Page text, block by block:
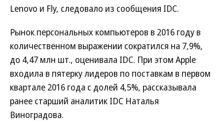
Lenovo и Fly, следовало из сообщения IDC.
Рынок персональных компьютеров в 2016 году в
количественном выражении сократился на 7,9%,
до 4,47 млн шт., оценивала IDC. При этом Apple
входила в пятерку лидеров по поставкам в первом
квартале 2016 года с долей 4,5%, рассказывала
ранее старший аналитик IDC Наталья
Виноградова.